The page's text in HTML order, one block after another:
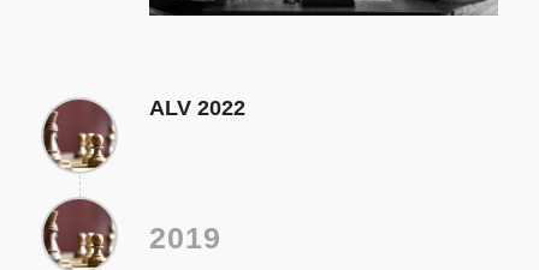
ALV 2022
2019